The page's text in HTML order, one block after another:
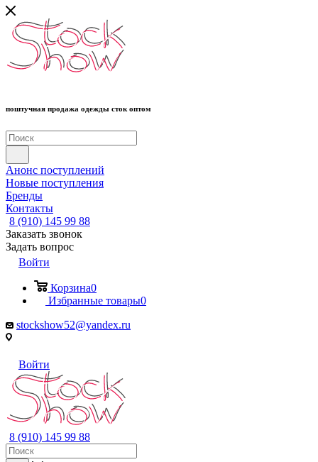
поштучная продажа одежды сток оптом
Анонс поступлений
Новые поступления
Бренды
Контакты
8 (910) 145 99 88
Заказать звонок
Задать вопрос
Войти
Корзина0
Избранные товары0
stockshow52@yandex.ru
Войти
8 (910) 145 99 88